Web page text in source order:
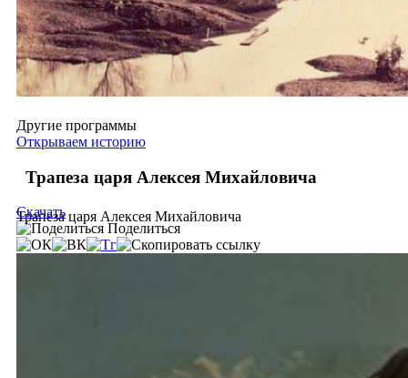
Другие программы
Открываем историю
Трапеза царя Алексея Михайловича
Трапеза царя Алексея Михайловича
Скачать
Поделиться